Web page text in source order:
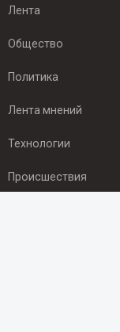
Лента
Общество
Политика
Лента мнений
Технологии
Происшествия